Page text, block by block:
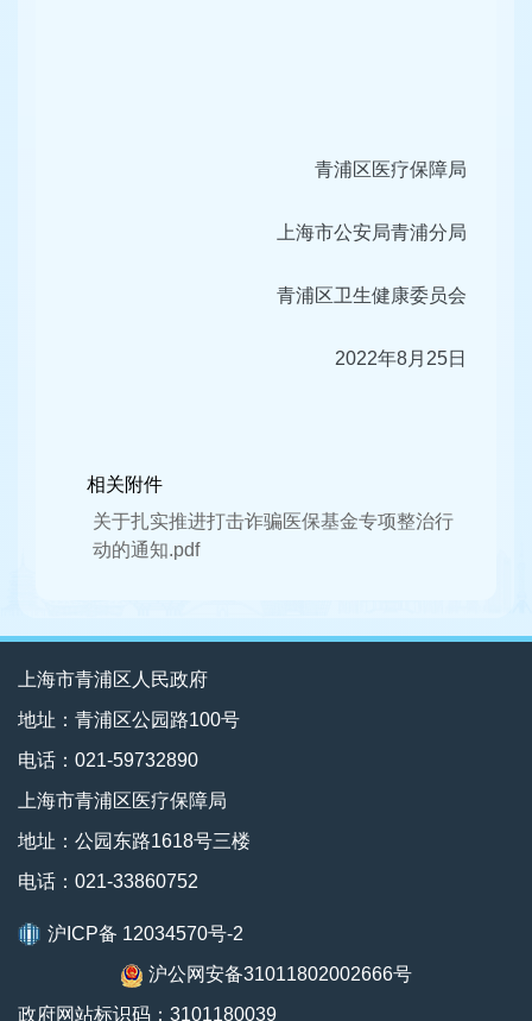
青浦区医疗保障局
上海市公安局青浦分局
青浦区卫生健康委员会
2022年8月25日
相关附件
关于扎实推进打击诈骗医保基金专项整治行
动的通知.pdf
上海市青浦区人民政府
地址：青浦区公园路100号
电话：021-59732890
上海市青浦区医疗保障局
地址：公园东路1618号三楼
电话：021-33860752
沪ICP备 12034570号-2
沪公网安备31011802002666号
政府网站标识码：3101180039